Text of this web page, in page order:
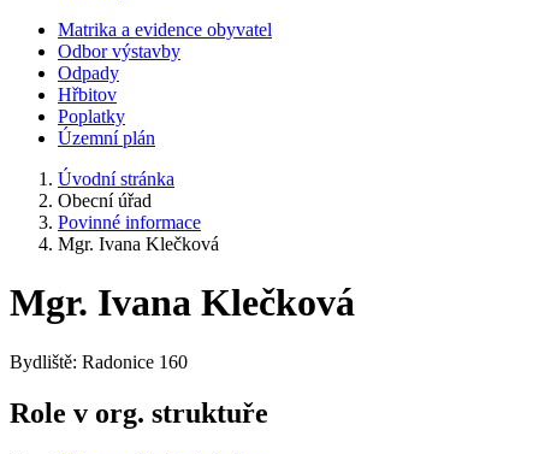
Matrika a evidence obyvatel
Odbor výstavby
Odpady
Hřbitov
Poplatky
Územní plán
Úvodní stránka
Obecní úřad
Povinné informace
Mgr. Ivana Klečková
Mgr. Ivana Klečková
Bydliště: Radonice 160
Role v org. struktuře